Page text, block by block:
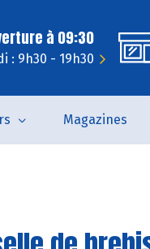
à 09:30
: 9h30 - 19h30
Magazines